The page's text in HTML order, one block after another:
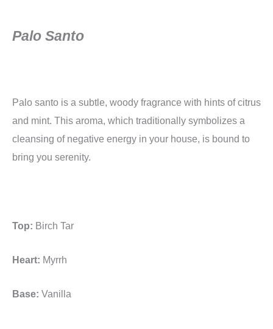
Palo Santo
Palo santo is a subtle, woody fragrance with hints of citrus
and mint. This aroma, which traditionally symbolizes a
cleansing of negative energy in your house, is bound to
bring you serenity.
Top: Birch Tar
Heart: Myrrh
Base: Vanilla